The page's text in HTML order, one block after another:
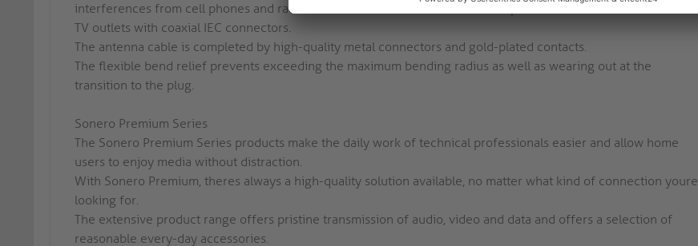
interferences from cell phones and radio sources. The cable is therefore compatible to all receivers and cable
TV outlets with coaxial IEC connectors.
The antenna cable is completed by high-quality metal connectors and gold-plated contacts.
The flexible bend relief prevents exceeding the maximum bending radius as well as wearing out at the
transition to the plug.
Sonero Premium Series
The Sonero Premium Series products make the daily work of technical professionals easier and allow home
users to enjoy media without distraction.
With Sonero Premium, theres always a high-quality solution available, no matter what kind of connection youre
looking for.
The extensive product range offers pristine transmission of audio, video and data and offers a selection of
reasonable every-day accessories.